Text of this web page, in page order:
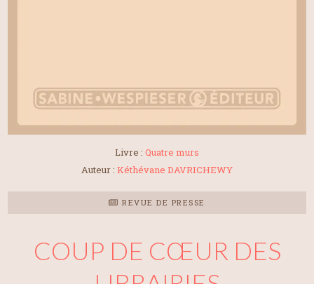
Livre : Quatre murs
Auteur : Kéthévane DAVRICHEWY
REVUE DE PRESSE
COUP DE CŒUR DES